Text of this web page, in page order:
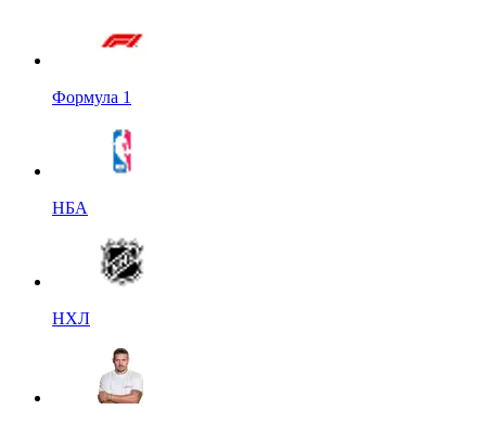
Формула 1
НБА
НХЛ